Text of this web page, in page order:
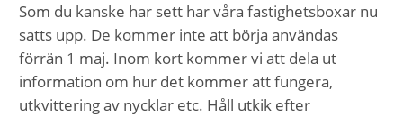
Som du kanske har sett har våra fastighetsboxar nu
satts upp. De kommer inte att börja användas
förrän 1 maj. Inom kort kommer vi att dela ut
information om hur det kommer att fungera,
utkvittering av nycklar etc. Håll utkik efter